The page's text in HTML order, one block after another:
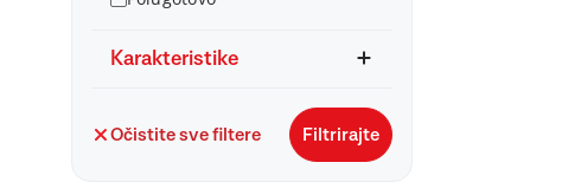
Karakteristike
Očistite sve filtere Filtrirajte